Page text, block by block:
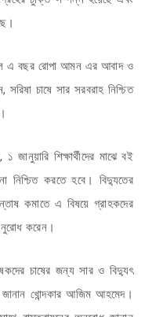
এ বছর রোপা আমন এর আবাদ ও
চাষে সার সরবরাহ নিশ্চিত
শিক্ষার্থীদের মাঝে বই
নিশ্চিত করতে হবে। বিদ্যুতের
কমাতে এ বিষয়ে গ্রাহকদের
করেন।
চাষের জন্য সার ও বিদ্যুৎ
জানান খোন্দকার আজিম আহমেদ।